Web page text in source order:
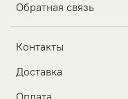
Обратная связь
Контакты
Доставка